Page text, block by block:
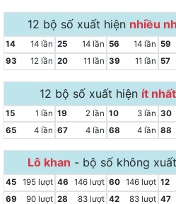
12 bộ số xuất hiện nhiều
14 14 lần 25 14 lần 56 14 lần 59
93
12 lần 20 11 lần 39 11 lần 57
12 bộ số xuất hiện ít nhất
15 1 lần 19 2 lần 10 3 lần 30
65
4 lần 67 4 lần 68 4 lần 88
Lô khan - bộ số không
45 195 lượt 46 146 lượt 60 146 lượt 12
69
90 lượt 28 83 lượt 42 83 lượt 47